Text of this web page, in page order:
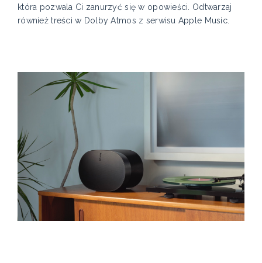
która pozwala Ci zanurzyć się w opowieści. Odtwarzaj
również treści w Dolby Atmos z serwisu Apple Music.